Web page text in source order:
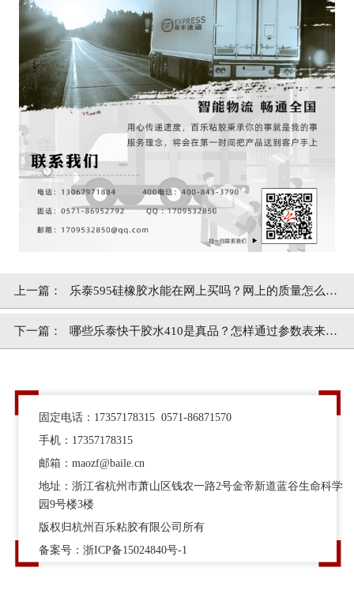
上一篇： 乐泰595硅橡胶水能在网上买吗？网上的质量怎么
样？[百乐粘胶]
下一篇： 哪些乐泰快干胶水410是真品？怎样通过参数表来辨
固定电话：17357178315 0571-86871570
手机：17357178315
邮箱：maozf@baile.cn
地址：浙江省杭州市萧山区钱农一路2号金帝新道蓝谷生命科学
园9号楼3楼
版权归杭州百乐粘胶有限公司所有
备案号：浙ICP备15024840号-1